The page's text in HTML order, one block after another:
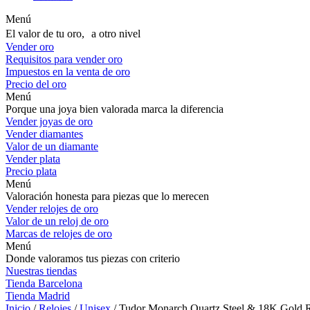
Menú
El valor de tu oro, a otro nivel
Vender oro
Requisitos para vender oro
Impuestos en la venta de oro
Precio del oro
Menú
Porque una joya bien valorada marca la diferencia
Vender joyas de oro
Vender diamantes
Valor de un diamante
Vender plata
Precio plata
Menú
Valoración honesta para piezas que lo merecen
Vender relojes de oro
Valor de un reloj de oro
Marcas de relojes de oro
Menú
Donde valoramos tus piezas con criterio
Nuestras tiendas
Tienda Barcelona
Tienda Madrid